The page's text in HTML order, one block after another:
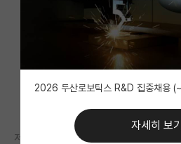
베스트 게시판
IF 명예의전당
자유 게시판(아무개랩)
미국 유학 게시판
미국 대학원 합격 후기 게시판
저는 일단 ai 쪽 박사 졸업하고 정출연에 있
2026 두산로보틱스 R&D 집중채용
자세히 보기